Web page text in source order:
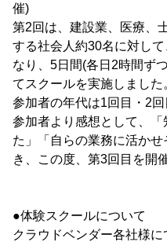
催)
第2回は、建設業、医療、
する社会人約30名に対し
なり、5日間(各日2時間ず
てスクールを実施しまし
参加者の年代は1回目・2
参加者より感想として、
た」「自らの業務に活か
き、この度、第3回目を開
●体験スクールについて
クラウドベンダー各社様